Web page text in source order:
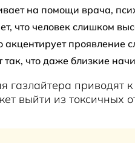
на помощи врача,
что человек слишком
акцентирует проявление
так, что даже близкие
газлайтера приводят
выйти из токсичных